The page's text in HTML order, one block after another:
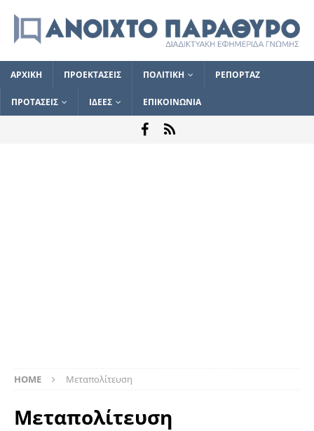
ΑΡΧΙΚΗ ΠΡΟΕΚΤΑΣΕΙΣ ΠΟΛΙΤΙΚΗ ΡΕΠΟΡΤΑΖ
ΠΡΟΤΑΣΕΙΣ ΙΔΕΕΣ ΕΠΙΚΟΙΝΩΝΙΑ
HOME Μεταπολίτευση
Μεταπολίτευση